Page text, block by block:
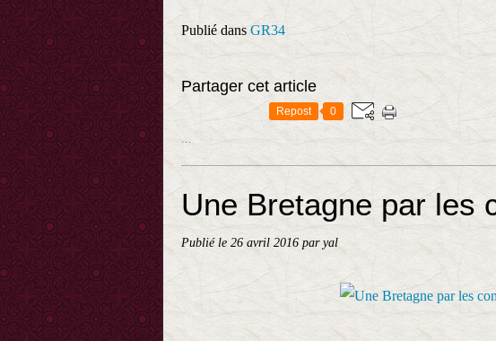
Publié dans GR34
Partager cet article
Repost 0
Une Bretagne par les
Publié le 26 avril 2016 par yal